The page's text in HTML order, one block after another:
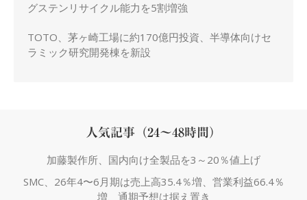
グステンリサイクル能力を5割増強
TOTO、茅ヶ崎工場に約170億円投資、半導体向けセ
ラミック研究開発棟を新設
人気記事（24～48時間）
加藤製作所、国内向け全製品を3～20％値上げ
SMC、26年4〜6月期は売上高35.4％増、営業利益66.4％
増、通期予想は据え置き